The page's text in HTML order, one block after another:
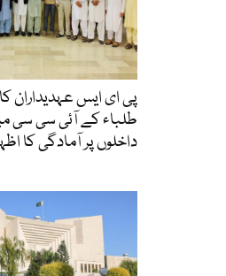
پی ای ایس عہدیداران
طلباء کے آئی سی سی
داخلوں پر آمادگی کا